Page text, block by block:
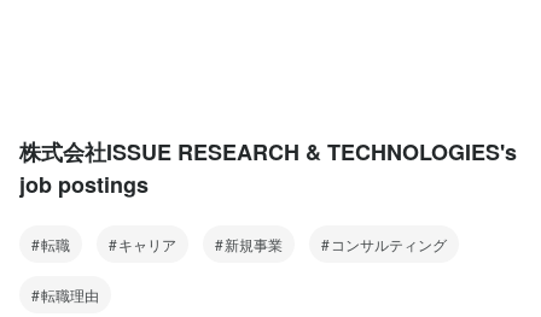
株式会社ISSUE RESEARCH & TECHNOLOGIES's
job postings
転職 キャリア 新規事業 コンサルティング
転職理由